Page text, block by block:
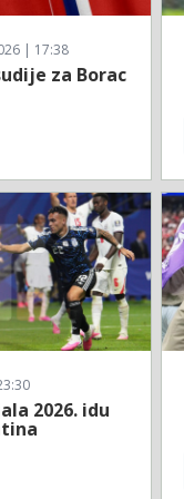
| 17:38
za Borac
2026. idu